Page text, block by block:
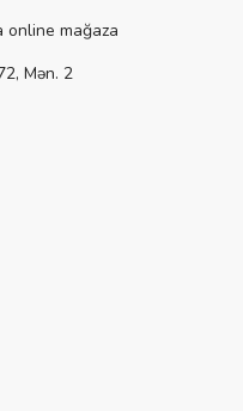
online mağaza
Mən. 2